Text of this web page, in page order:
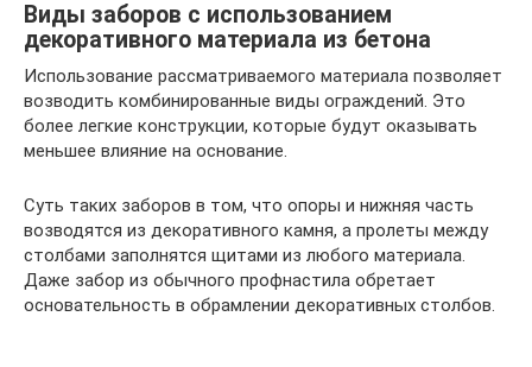
Виды заборов с использованием
декоративного материала из бетона
Использование рассматриваемого материала позволяет
возводить комбинированные виды ограждений. Это
более легкие конструкции, которые будут оказывать
меньшее влияние на основание.
Суть таких заборов в том, что опоры и нижняя часть
возводятся из декоративного камня, а пролеты между
столбами заполнятся щитами из любого материала.
Даже забор из обычного профнастила обретает
основательность в обрамлении декоративных столбов.